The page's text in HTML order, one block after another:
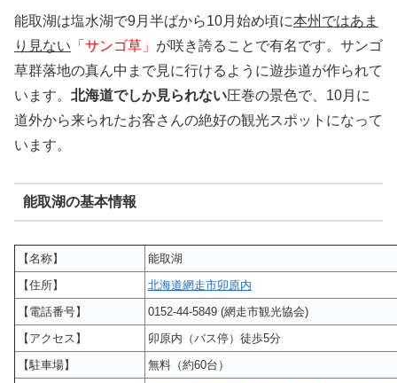
能取湖は塩水湖で9月半ばから10月始め頃に本州ではあま
り見ない 「サンゴ草」 が咲き誇ることで有名です。サンゴ
草群落地の真ん中まで見に行けるように遊歩道が作られて
います。 北海道でしか見られない圧巻の景色で、10月に
道外から来られたお客さんの絶好の観光スポットになって
います。
能取湖の基本情報
【名称】
能取湖
【住所】
北海道網走市卯原内
【電話番号】
0152-44-5849 (網走市観光協会)
【アクセス】
卯原内（バス停）徒歩5分
【駐車場】
無料（約60台）